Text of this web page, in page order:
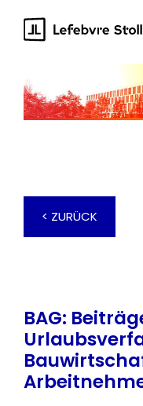
springen
< ZURÜCK
BAG: